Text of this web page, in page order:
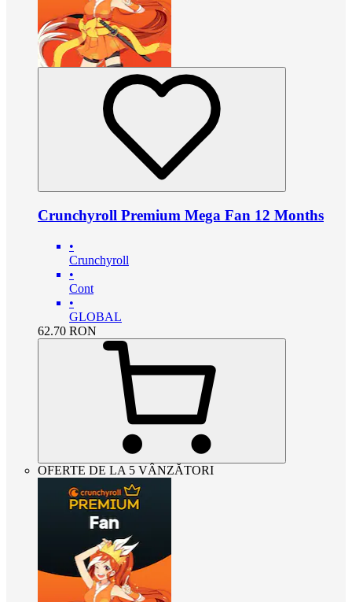
Crunchyroll Premium Mega Fan 12 Months
•
Crunchyroll
•
Cont
•
GLOBAL
62.70 RON
OFERTE DE LA 5 VÂNZĂTORI